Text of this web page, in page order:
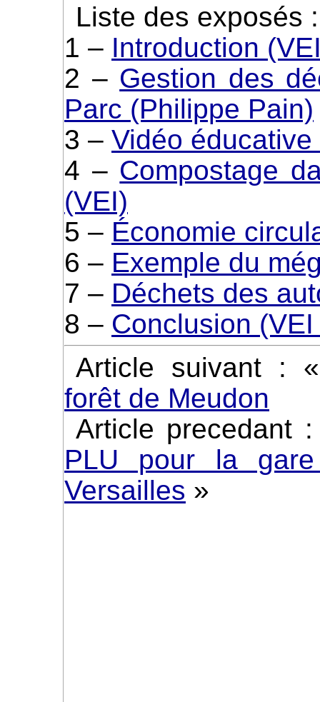
Liste des exposés :
1 – Introduction
2 – Gestion des
Parc (Philippe Pain)
3 – Vidéo
4 – Compostage
(VEI)
5 – Économie
6 – Exemple du
7 – Déchets des
8 – Conclusion
Article suivant :
forêt de Meudon
Article precedant
PLU pour la
Versailles »